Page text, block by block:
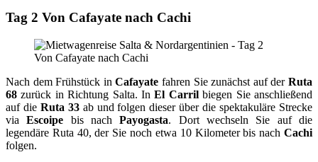
Tag 2 Von Cafayate nach Cachi
Nach dem Frühstück inCafayate fahren Sie zunächst auf derRuta
68 zurück in Richtung Salta. InEl Carrilbiegen Sie anschließend
auf die Ruta 33ab und folgen dieser über die spektakuläre Strecke
viaEscoipe bis nachPayogasta. Dort wechseln Sie auf die
legendäre Ruta 40, der Sie noch etwa 10 Kilometer bis nach Cachi
folgen.